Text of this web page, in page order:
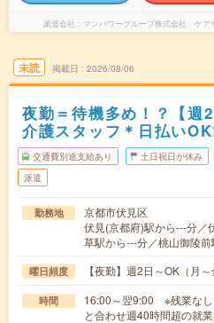
派遣会社 マンパワーグループ株式会社 ケア
未読 掲載日 2026/08/06
夜勤＝待機多め！？【週
介護スタッフ＊日払い
交通費別途支給あり 土日祝日が休み
派遣
勤務地
京都市伏見区
伏見(京都府)駅から---分／
草駅から---分／桃山御陵
曜日頻度 【夜勤】週2日～OK（月～
時間
16:00～翌9:00 ※残業なし
と合わせ週40時間超の就